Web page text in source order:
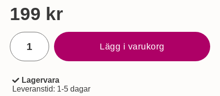
Handla denna produkt Savonetter 30 g - 8 pack
pris
199 kr
antal
Lägg i varukorg
Tillgänglighet:
Lagervara
Leveranstid: 1-5 dagar